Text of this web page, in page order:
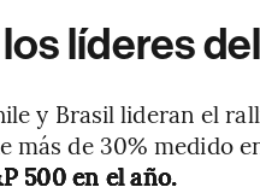
líderes
y Brasil lideran el
más de 30% medido
500 en el año.